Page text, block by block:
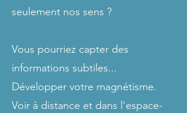
seulement nos sens ?
Vous pourriez capter des
informations subtiles...
Développer votre magnétisme.
Voir à distance et dans l'espace-